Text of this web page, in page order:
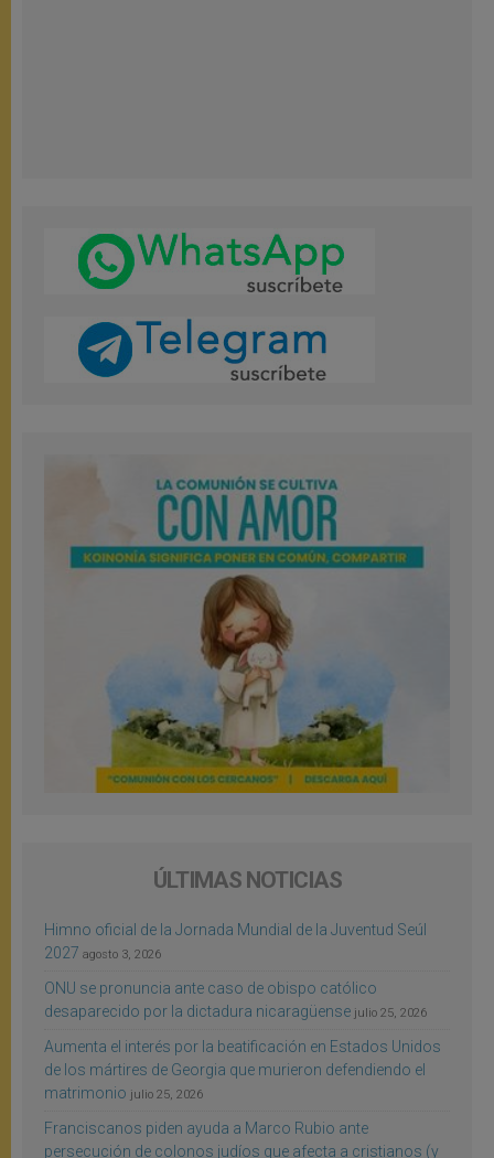
ÚLTIMAS NOTICIAS
Himno oficial de la Jornada Mundial de la Juventud Seúl
2027 agosto 3, 2026
ONU se pronuncia ante caso de obispo católico
desaparecido por la dictadura nicaragüense julio 25, 2026
Aumenta el interés por la beatificación en Estados Unidos
de los mártires de Georgia que murieron defendiendo el
matrimonio julio 25, 2026
Franciscanos piden ayuda a Marco Rubio ante
persecución de colonos judíos que afecta a cristianos (y